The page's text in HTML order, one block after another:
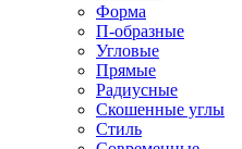
Форма
П-образные
Угловые
Прямые
Радиусные
Скошенные углы
Стиль